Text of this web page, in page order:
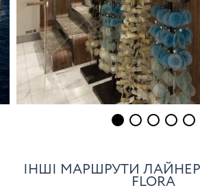
ІНШІ МАРШРУТИ
FLORA